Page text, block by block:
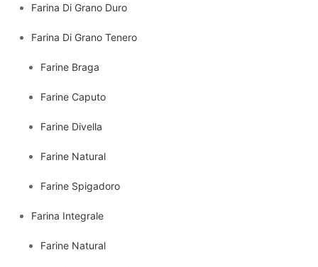
Farina Di Grano Duro
Farina Di Grano Tenero
Farine Braga
Farine Caputo
Farine Divella
Farine Natural
Farine Spigadoro
Farina Integrale
Farine Natural